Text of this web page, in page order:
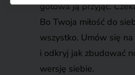
gotowa ją przyjąć.
Bo Twoja miłość do
wszystko. Umów się
i odkryj jak zbudować
wersję siebie.